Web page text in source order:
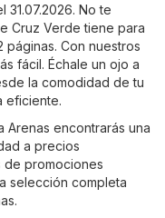
No te
Cruz Verde tiene para
páginas. Con nuestros
fácil. Échale un ojo a
la comodidad de tu
eficiente.
Arenas encontrarás una
a precios
de promociones
selección completa